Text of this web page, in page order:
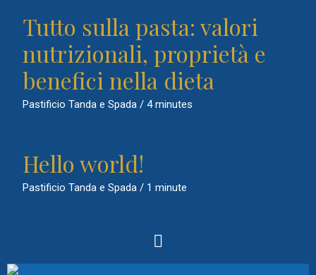
Tutto sulla pasta: valori
nutrizionali, proprietà e
benefici nella dieta
Pastificio Tanda e Spada / 4 minutes
Hello world!
Pastificio Tanda e Spada / 1 minute